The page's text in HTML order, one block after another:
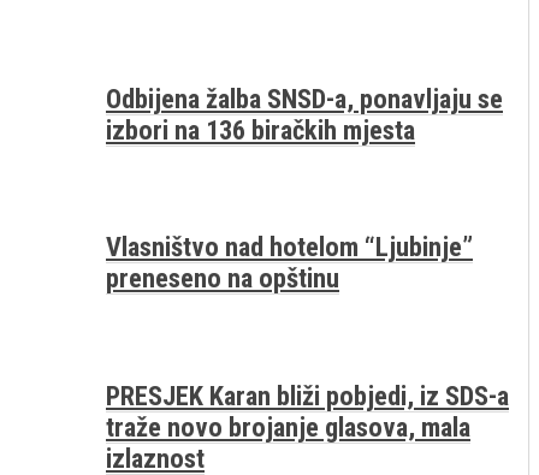
Odbijena žalba SNSD-a, ponavljaju se
izbori na 136 biračkih mjesta
Vlasništvo nad hotelom “Ljubinje”
preneseno na opštinu
PRESJEK Karan bliži pobjedi, iz SDS-a
traže novo brojanje glasova, mala
izlaznost